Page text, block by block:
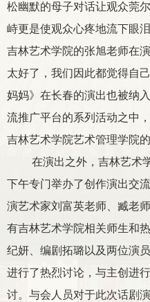
松幽默的母子对话让观众莞
峙更是使观众心疼地流下眼
吉林艺术学院的张旭老师在
太好了，我们因此都觉得自
妈妈》在长春的演出也被纳
流推广平台的系列活动之中
吉林艺术学院艺术管理学院的
在演出之外，吉林艺术
下午专门举办了创作演出交
演艺术家刘富英老师、臧老
有吉林艺术学院相关师生和
纪妍、编剧拓璐以及两位演
进行了热烈讨论，与主创进
讨。与会人员对于此次话剧